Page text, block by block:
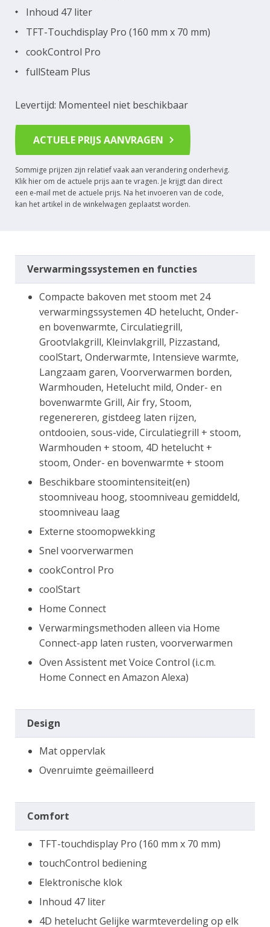
Levertijd: Momenteel niet beschikbaar
Inhoud 47 liter
TFT-Touchdisplay Pro (160 mm x 70 mm)
cookControl Pro
fullSteam Plus
ACTUELE PRIJS AANVRAGEN
Sommige prijzen zijn relatief vaak aan verandering onderhevig.
Klik hier om de actuele prijs aan te vragen. Je krijgt dan direct
een e-mail met de actuele prijs. Na het invoeren van de code,
kan het artikel in de winkelwagen geplaatst worden.
Verwarmingssystemen en functies
Compacte bakoven met stoom met 24
verwarmingssystemen 4D hetelucht, Onder-
en bovenwarmte, Circulatiegrill,
Grootvlakgrill, Kleinvlakgrill, Pizzastand,
coolStart, Onderwarmte, Intensieve warmte,
Langzaam garen, Voorverwarmen borden,
Warmhouden, Hetelucht mild, Onder- en
bovenwarmte Grill, Air fry, Stoom,
regenereren, gistdeeg laten rijzen,
ontdooien, sous-vide, Circulatiegrill + stoom,
Warmhouden + stoom, 4D hetelucht +
stoom, Onder- en bovenwarmte + stoom
Beschikbare stoomintensiteit(en)
stoomniveau hoog, stoomniveau gemiddeld,
stoomniveau laag
Externe stoomopwekking
Snel voorverwarmen
cookControl Pro
coolStart
Home Connect
Verwarmingsmethoden alleen via Home
Connect-app laten rusten, voorverwarmen
Oven Assistent met Voice Control (i.c.m.
Home Connect en Amazon Alexa)
Design
Mat oppervlak
Ovenruimte geëmailleerd
Comfort
TFT-touchdisplay Pro (160 mm x 70 mm)
touchControl bediening
Elektronische klok
Inhoud 47 liter
4D hetelucht Gelijke warmteverdeling op elk